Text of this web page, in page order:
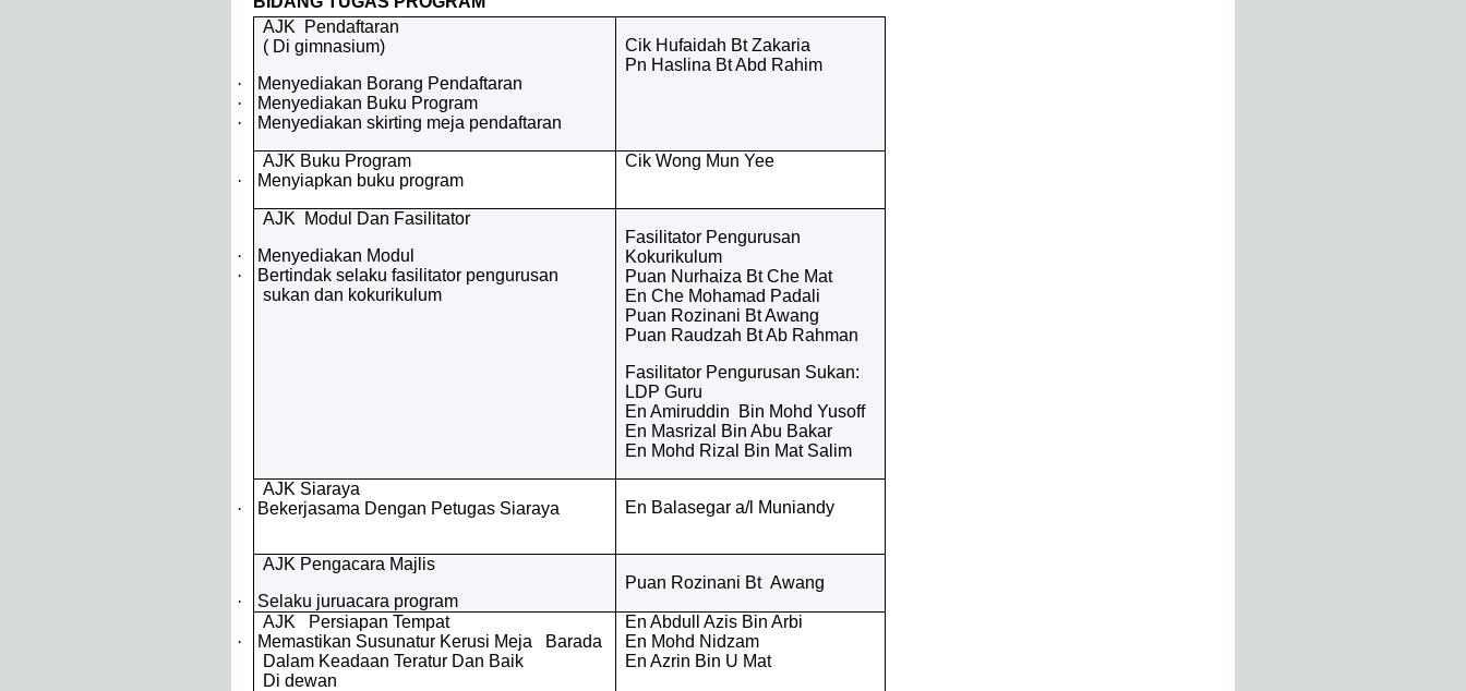
AJK Pendaftaran
( Di gimnasium)
·
Menyediakan Borang Pendaftaran
·
Menyediakan Buku Program
·
Menyediakan skirting meja pendaftaran
Cik Hufaidah Bt Zakaria
Pn Haslina Bt Abd Rahim
AJK Buku Program
·
Menyiapkan buku program
Cik Wong Mun Yee
AJK Modul Dan Fasilitator
·
Menyediakan Modul
·
Bertindak selaku fasilitator pengurusan
sukan dan kokurikulum
Fasilitator Pengurusan
Kokurikulum
Puan Nurhaiza Bt Che Mat
En Che Mohamad Padali
Puan Rozinani Bt Awang
Puan Raudzah Bt Ab Rahman
Fasilitator Pengurusan Sukan:
LDP Guru
En Amiruddin Bin Mohd Yusoff
En Masrizal Bin Abu Bakar
En Mohd Rizal Bin Mat Salim
AJK Siaraya
·
Bekerjasama Dengan Petugas Siaraya En Balasegar a/l Muniandy
AJK Pengacara Majlis
·
Selaku juruacara program
Puan Rozinani Bt Awang
AJK Persiapan Tempat
·
Memastikan Susunatur Kerusi Meja Barada
Dalam Keadaan Teratur Dan Baik
Di dewan
En Abdull Azis Bin Arbi
En Mohd Nidzam
En Azrin Bin U Mat